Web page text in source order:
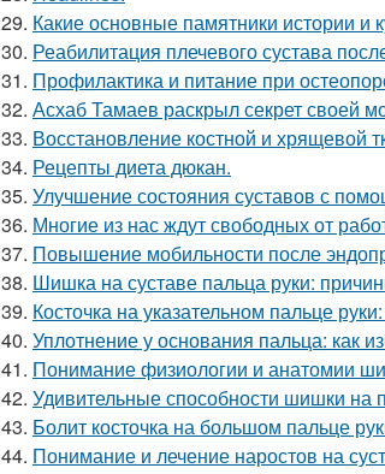
29. Какие основные памятники истории и
30. Реабилитация плечевого сустава
31. Профилактика и питание при
32. Асхаб Тамаев раскрыл секрет своей
33. Восстановление костной и хрящевой
34. Рецепты диета дюкан.
35. Улучшение состояния суставов с
36. Многие из нас ждут свободных от
37. Повышение мобильности после
38. Шишка на суставе пальца руки:
39. Косточка на указательном пальце
40. Уплотнение у основания пальца: как
41. Понимание физиологии и анатомии
42. Удивительные способности шишки на
43. Болит косточка на большом пальце
44. Понимание и лечение наростов на